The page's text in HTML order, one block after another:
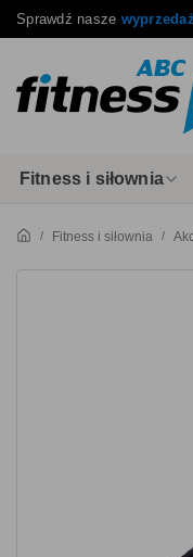
Sprawdź nasze
Fitness i siłownia
Fitness i siłownia